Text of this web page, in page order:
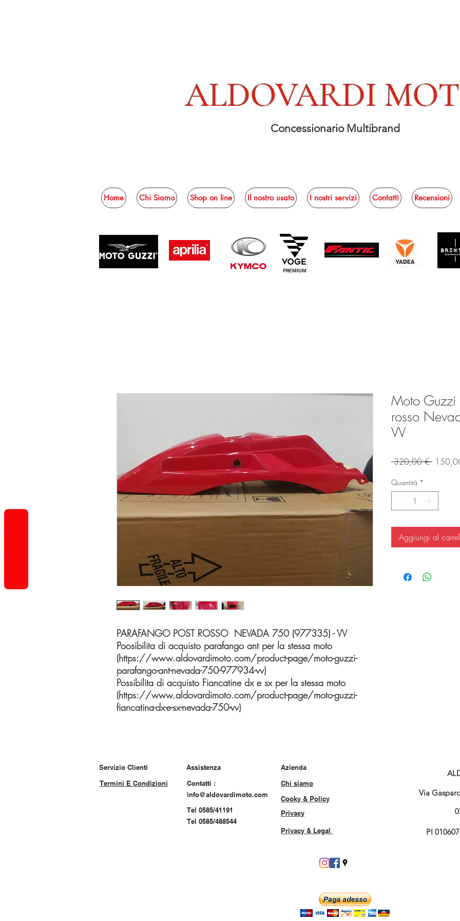
ALDOVARDI
Concessionario Multibrand
Home Chi Siamo Shop on line Il nostro usato I nostri servizi Contatti Recensioni
PREMIUM
PARAFANGO POST ROSSO NEVADA 750 (977335) - VV
Poosibilita di acquisto parafango ant per la stessa moto
(https://www.aldovardimoto.com/product-page/moto-guzzi-
parafango-ant-nevada-750-977934-vv)
Possibilita di acquisto Fiancatine dx e sx per la stessa moto
(https://www.aldovardimoto.com/product-page/moto-guzzi-
fiancatina-dx-e-sx-nevada-750-vv)
Moto Guzzi
rosso
VV
320,00 € Prezzo
Quantità *
Aggiungi al
Servizio Clienti
Termini E Condizioni
Assistenza
Contatti :
info@aldovardimoto.com
Tel 0585/41191
Tel 0585/488544
Azienda
Chi siamo
Cooky & Policy
Privacy
Privacy & Legal
Via
PI